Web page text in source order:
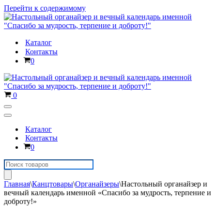
Перейти к содержимому
Каталог
Контакты
Корзина
0
Корзина
0
Меню
навигации
Меню
навигацииКаталог
Контакты
Корзина
0
Поиск
товаров
Главная\Канцтовары\Органайзеры\Настольный органайзер и
вечный календарь именной «Спасибо за мудрость, терпение и
доброту!»